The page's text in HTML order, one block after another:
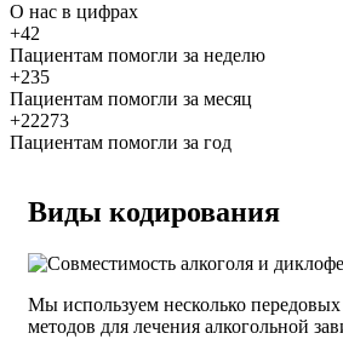
О нас в цифрах
+42
Пациентам помогли за неделю
+235
Пациентам помогли за месяц
+22273
Пациентам помогли за год
Виды кодирования
Мы используем несколько
методов для лечения алкогольной